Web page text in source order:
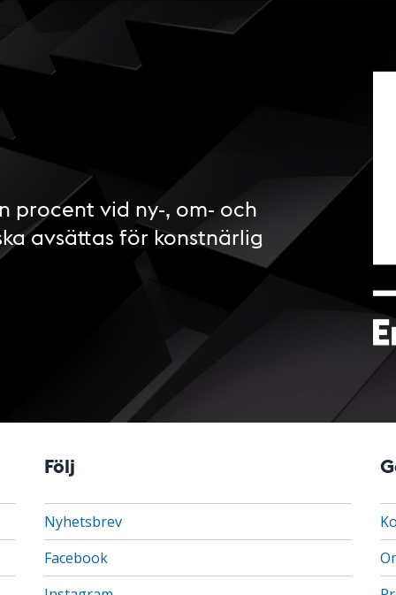
procent vid ny-, om- och
avsättas för konstnärlig
Följ
Nyhetsbrev
Facebook